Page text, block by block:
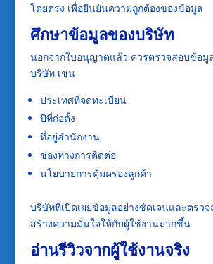
โดยตรง เพื่อยืนยันความถูกต้องของข้อมูล
ศึกษาข้อมูลของบริษัท
นอกจากใบอนุญาตแล้ว ควรตรวจสอบข้อมู
บริษัท เช่น
ประเทศที่จดทะเบียน
ปีที่ก่อตั้ง
ที่อยู่สำนักงาน
ช่องทางการติดต่อ
นโยบายการคุ้มครองลูกค้า
บริษัทที่เปิดเผยข้อมูลอย่างชัดเจนและตรว
สร้างความมั่นใจให้กับผู้ใช้งานมากขึ้น
อ่านรีวิวจากผู้ใช้งานจริง